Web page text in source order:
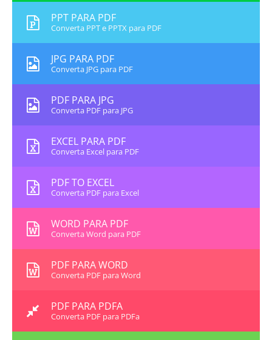
PPT PARA PDF
Converta PPT e PPTX para PDF
JPG PARA PDF
Converta JPG para PDF
PDF PARA JPG
Converta PDF para JPG
EXCEL PARA PDF
Converta Excel para PDF
PDF TO EXCEL
Converta PDF para Excel
WORD PARA PDF
Converta Word para PDF
PDF PARA WORD
Converta PDF para Word
PDF PARA PDFA
Converta PDF para PDFa